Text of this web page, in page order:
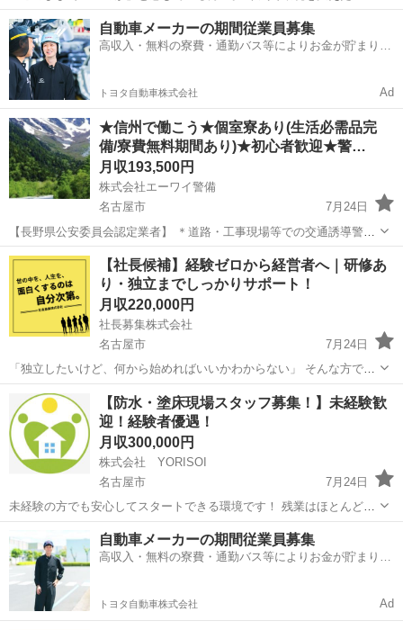
を募集しています！ 〈 募集内容 〉 将来、独立して会社経営を行う
【社長候補】の採用です。 〈 ポイント！ 〉 ・経験／資格 ...
愛知 名古屋市 その他
自動車メーカーの期間従業員募集
高収入・無料の寮費・通勤バス等によりお金が貯まりや
トヨタ自動車株式会社 Ad
★信州で働こう★個室寮あり(生活必需品完
備/寮費無料期間あり)★初心者歓迎★警…
月収193,500円
株式会社エーワイ警備
名古屋市
7月24日
【長野県公安委員会認定業者】 ＊道路・工事現場等での交通誘導警備
業務 ＊イベント・お祭り会場等での雑踏警備業務 ＊商業施設・公共施
設・オフィス・ショッピングセンター等での施設警備業務。 ☆☆☆充
実の入社歓迎制...
愛知 名古屋市 その他 業務
【社長候補】経験ゼロから経営者へ｜研修あ
り・独立までしっかりサポート！
月収220,000円
社長募集株式会社
名古屋市
7月24日
「独立したいけど、何から始めればいいかわからない」 そんな方で
も、安心してスタートできる環境です！ ■ 募集内容 将来的に独立し、
人材サービス業の経営を担っていただくポジションです！ ■ 具体...
愛知 名古屋市 その他 経営者
【防水・塗床現場スタッフ募集！】未経験歓
迎！経験者優遇！
月収300,000円
株式会社 YORISOI
名古屋市
7月24日
未経験の方でも安心してスタートできる環境です！ 残業はほとんどな
く、プライベートの時間も大切にできます。 ■防水工事：建物に雨水
や湿気などが侵入するのを防ぎ、建物の寿命を延ばすための工事 ■塗
床工事：工場や...
名古屋市 その他 未経験
自動車メーカーの期間従業員募集
高収入・無料の寮費・通勤バス等によりお金が貯まりや
トヨタ自動車株式会社 Ad